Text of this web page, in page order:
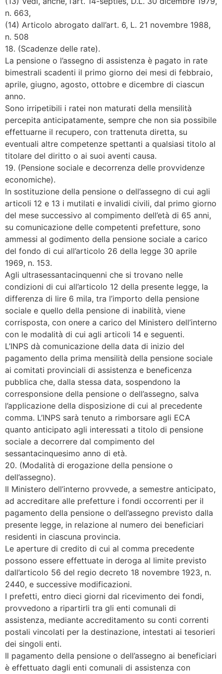
n. 663,
(14) Articolo abrogato dall’art. 6, L. 21 novembre 1988,
n. 508
18. (Scadenze delle rate).
La pensione o l’assegno di assistenza è pagato in rate
bimestrali scadenti il primo giorno dei mesi di febbraio,
aprile, giugno, agosto, ottobre e dicembre di ciascun
anno.
Sono irripetibili i ratei non maturati della mensilità
percepita anticipatamente, sempre che non sia possibile
effettuarne il recupero, con trattenuta diretta, su
eventuali altre competenze spettanti a qualsiasi titolo al
titolare del diritto o ai suoi aventi causa.
19. (Pensione sociale e decorrenza delle provvidenze
economiche).
In sostituzione della pensione o dell’assegno di cui agli
articoli 12 e 13 i mutilati e invalidi civili, dal primo giorno
del mese successivo al compimento dell’età di 65 anni,
su comunicazione delle competenti prefetture, sono
ammessi al godimento della pensione sociale a carico
del fondo di cui all’articolo 26 della legge 30 aprile
1969, n. 153.
Agli ultrasessantacinquenni che si trovano nelle
condizioni di cui all’articolo 12 della presente legge, la
differenza di lire 6 mila, tra l’importo della pensione
sociale e quello della pensione di inabilità, viene
corrisposta, con onere a carico del Ministero dell’interno
con le modalità di cui agli articoli 14 e seguenti.
L’INPS dà comunicazione della data di inizio del
pagamento della prima mensilità della pensione sociale
ai comitati provinciali di assistenza e beneficenza
pubblica che, dalla stessa data, sospendono la
corresponsione della pensione o dell’assegno, salva
l’applicazione della disposizione di cui al precedente
comma. L’INPS sarà tenuto a rimborsare agli ECA
quanto anticipato agli interessati a titolo di pensione
sociale a decorrere dal compimento del
sessantacinquesimo anno di età.
20. (Modalità di erogazione della pensione o
dell’assegno).
Il Ministero dell’interno provvede, a semestre anticipato,
ad accreditare alle prefetture i fondi occorrenti per il
pagamento della pensione o dell’assegno previsto dalla
presente legge, in relazione al numero dei beneficiari
residenti in ciascuna provincia.
Le aperture di credito di cui al comma precedente
possono essere effettuate in deroga al limite previsto
dall’articolo 56 del regio decreto 18 novembre 1923, n.
2440, e successive modificazioni.
I prefetti, entro dieci giorni dal ricevimento dei fondi,
provvedono a ripartirli tra gli enti comunali di
assistenza, mediante accreditamento su conti correnti
postali vincolati per la destinazione, intestati ai tesorieri
dei singoli enti.
Il pagamento della pensione o dell’assegno ai beneficiari
è effettuato dagli enti comunali di assistenza con